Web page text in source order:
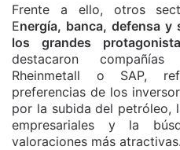
Frente a ello, otros
Energía, banca, defensa
los grandes
destacaron
Rheinmetall o SAP,
preferencias de los
por la subida del petróleo,
empresariales y la
valoraciones más atractivas.